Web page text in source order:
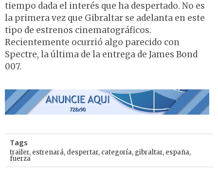
tiempo dada el interés que ha despertado. No es
la primera vez que Gibraltar se adelanta en este
tipo de estrenos cinematográficos.
Recientemente ocurrió algo parecido con
Spectre, la última de la entrega de James Bond
007.
Tags
trailer, estrenará, despertar, categoría, gibraltar, españa,
fuerza